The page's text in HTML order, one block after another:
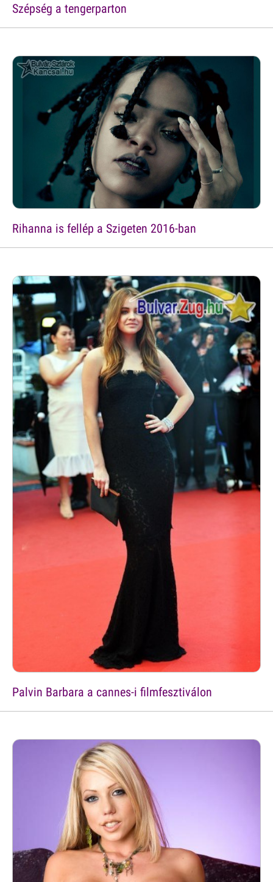
Szépség a tengerparton
Rihanna is fellép a Szigeten 2016-ban
Palvin Barbara a cannes-i filmfesztiválon